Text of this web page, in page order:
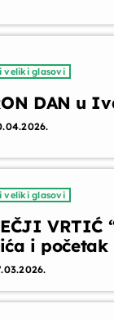
veliki glasovi
DAN u
veliki glasovi
VRTIĆ
i početak